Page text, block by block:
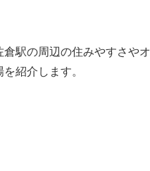
倉駅の周辺の住みやすさや
紹介します。